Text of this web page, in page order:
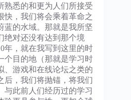
熟悉的和更为人们所接受
快，我们将会乘着革命之
蓝的水域。那就是我所坚
绝对还没有达到那个境
年，就在我写到这里的时
个目的地（那就是学习时
、游戏和在线论坛之类的
后，我们将抛锚，将我们
与此前人们经历过的学习